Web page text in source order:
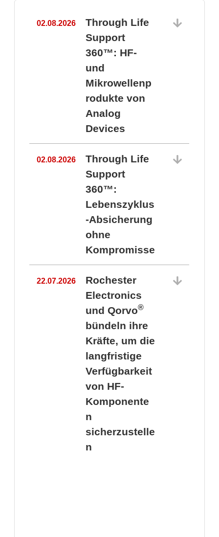
02.08.2026
Through Life
Support
360™: HF-
und
Mikrowellenp
rodukte von
Analog
Devices
02.08.2026
Through Life
Support
360™:
Lebenszyklus
-Absicherung
ohne
Kompromisse
22.07.2026
Rochester
Electronics
und Qorvo®
bündeln ihre
Kräfte, um die
langfristige
Verfügbarkeit
von HF-
Komponente
n
sicherzustelle
n